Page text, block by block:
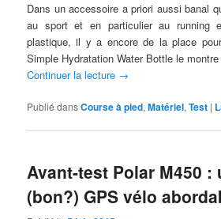
Dans un accessoire a priori aussi banal
au sport et en particulier au running
plastique, il y a encore de la place
Simple Hydratation Water Bottle le
Continuer la lecture →
Publié dansCourse à pied,Matériel,Test |
Avant-test Polar M450 :
(bon?) GPS vélo